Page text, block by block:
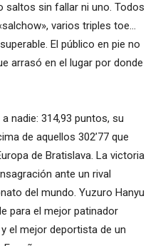
saltos sin fallar ni uno. Todos
varios triples toe…
El público en pie no
arrasó en el lugar por donde
nadie: 314,93 puntos, su
de aquellos 302’77 que
de Bratislava. La victoria
ante un rival
del mundo. Yuzuro Hanyu
para el mejor patinador
el mejor deportista de un